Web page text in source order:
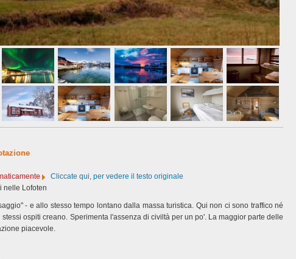
Cliccate qui, per vedere il testo originale
nelle Lofoten
- e allo stesso tempo lontano dalla massa turistica. Qui non ci sono traffico né
ospiti creano. Sperimenta l'assenza di civiltà per un po'. La maggior parte delle
piacevole.